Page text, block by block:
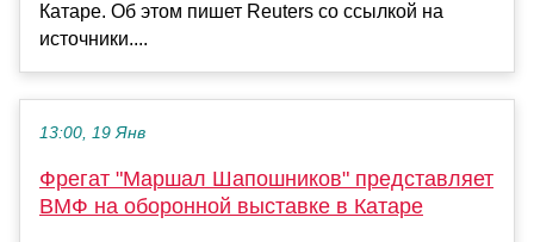
Катаре. Об этом пишет Reuters со ссылкой на
источники....
13:00, 19 Янв
Фрегат "Маршал Шапошников" представляет
ВМФ на оборонной выставке в Катаре